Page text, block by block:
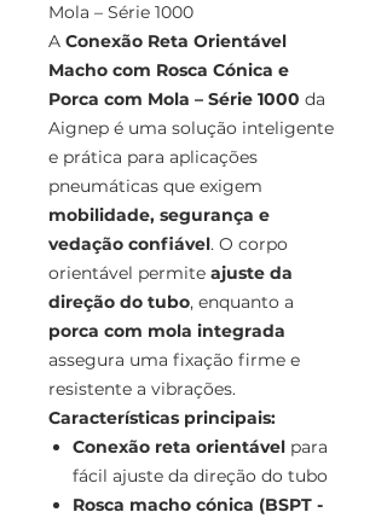
Mola – Série 1000
A Conexão Reta Orientável
Macho com Rosca Cónica e
Porca com Mola – Série 1000 da
Aignep é uma solução inteligente
e prática para aplicações
pneumáticas que exigem
mobilidade, segurança e
vedação confiável. O corpo
orientável permite ajuste da
direção do tubo, enquanto a
porca com mola integrada
assegura uma fixação firme e
resistente a vibrações.
Características principais:
Conexão reta orientável para
fácil ajuste da direção do tubo
Rosca macho cónica (BSPT -